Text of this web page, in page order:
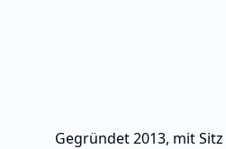
Gegründet 2013, mit